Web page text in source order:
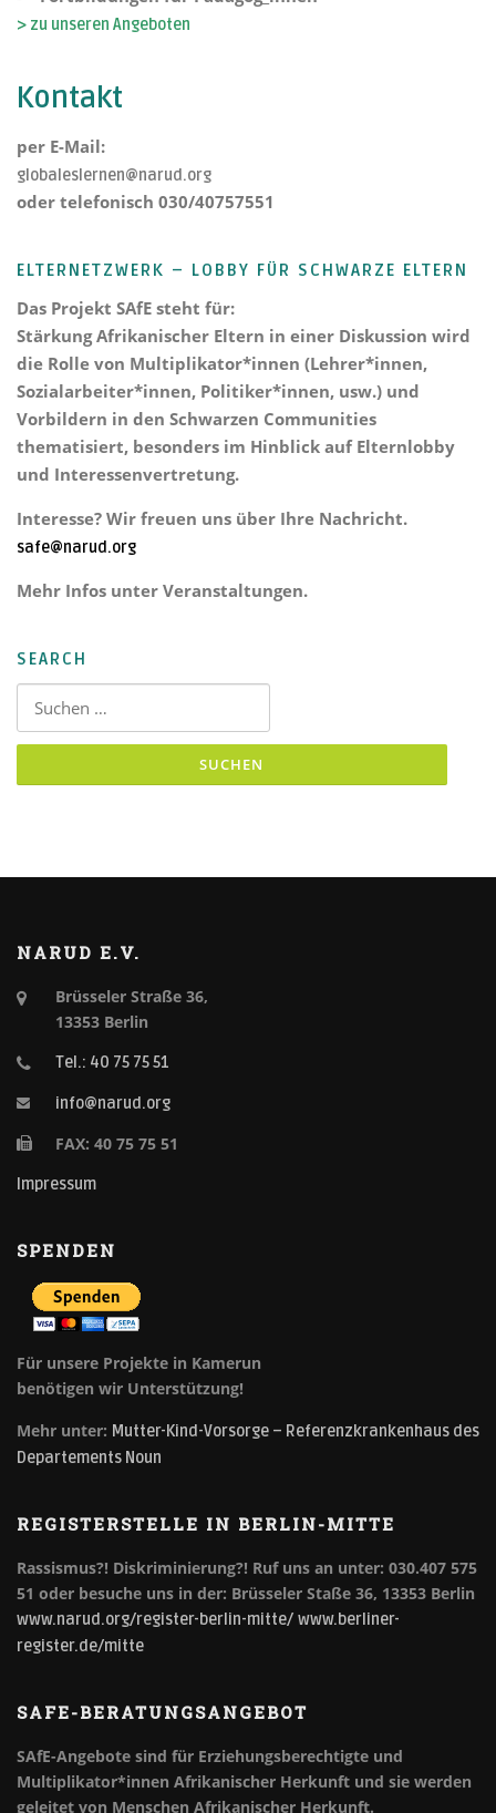
> zu unseren Angeboten
Kontakt
per E-Mail:
globaleslernen@narud.org
oder telefonisch 030/40757551
ELTERNETZWERK – LOBBY FÜR SCHWARZE ELTERN
Das Projekt SAfE steht für:
Stärkung Afrikanischer Eltern in einer Diskussion wird
die Rolle von Multiplikator*innen (Lehrer*innen,
Sozialarbeiter*innen, Politiker*innen, usw.) und
Vorbildern in den Schwarzen Communities
thematisiert, besonders im Hinblick auf Elternlobby
und Interessenvertretung.
Interesse? Wir freuen uns über Ihre Nachricht.
safe@narud.org
Mehr Infos unter Veranstaltungen.
SEARCH
Suchen nach:
NARUD E.V.
Brüsseler Straße 36,
13353 Berlin
Tel.: 40 75 75 51
info@narud.org
FAX: 40 75 75 51
Impressum
SPENDEN
Für unsere Projekte in Kamerun
benötigen wir Unterstützung!
Mehr unter: Mutter-Kind-Vorsorge – Referenzkrankenhaus des
Departements Noun
REGISTERSTELLE IN BERLIN-MITTE
Rassismus?! Diskriminierung?! Ruf uns an unter: 030.407 575
51 oder besuche uns in der: Brüsseler Staße 36, 13353 Berlin
www.narud.org/register-berlin-mitte/ www.berliner-
register.de/mitte
SAFE-BERATUNGSANGEBOT
SAfE-Angebote sind für Erziehungsberechtigte und
Multiplikator*innen Afrikanischer Herkunft und sie werden
geleitet von Menschen Afrikanischer Herkunft.